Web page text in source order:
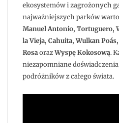
ekosystemów i zagrożonych
najważniejszych parków
Manuel Antonio, Tortuguero,
la Vieja, Cahuita, Wulkan
RosaorazWyspę Kokosową.
niezapomniane
podróżników z całego świata.